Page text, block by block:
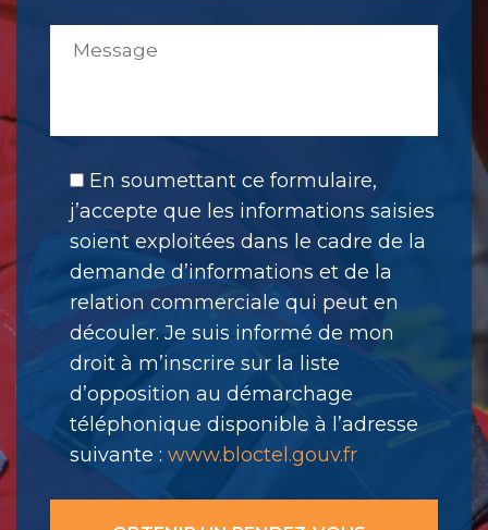
En soumettant ce formulaire,
j’accepte que les informations saisies
soient exploitées dans le cadre de la
demande d’informations et de la
relation commerciale qui peut en
découler. Je suis informé de mon
droit à m’inscrire sur la liste
d’opposition au démarchage
téléphonique disponible à l’adresse
suivante : www.bloctel.gouv.fr